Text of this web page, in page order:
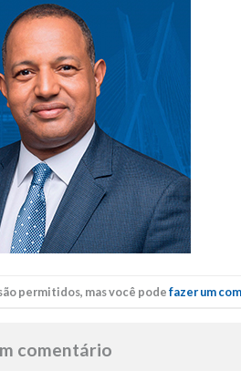
permitidos, mas você podefazer um
comentário